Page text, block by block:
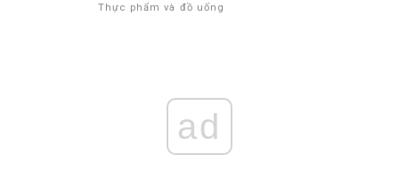
Thực phẩm và đồ uống
ad